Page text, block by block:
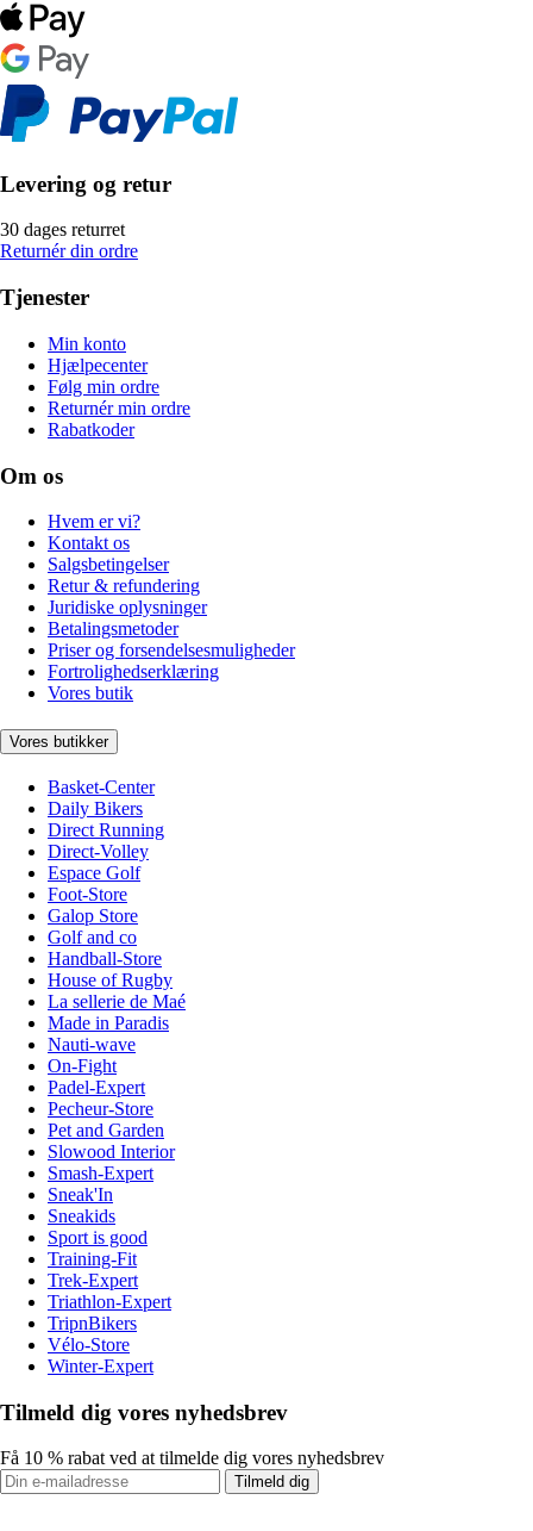
Levering og retur
30 dages returret
Returnér din ordre
Tjenester
Min konto
Hjælpecenter
Følg min ordre
Returnér min ordre
Rabatkoder
Om os
Hvem er vi?
Kontakt os
Salgsbetingelser
Retur & refundering
Juridiske oplysninger
Betalingsmetoder
Priser og forsendelsesmuligheder
Fortrolighedserklæring
Vores butik
Vores butikker
Basket-Center
Daily Bikers
Direct Running
Direct-Volley
Espace Golf
Foot-Store
Galop Store
Golf and co
Handball-Store
House of Rugby
La sellerie de Maé
Made in Paradis
Nauti-wave
On-Fight
Padel-Expert
Pecheur-Store
Pet and Garden
Slowood Interior
Smash-Expert
Sneak'In
Sneakids
Sport is good
Training-Fit
Trek-Expert
Triathlon-Expert
TripnBikers
Vélo-Store
Winter-Expert
Tilmeld dig vores nyhedsbrev
Få 10 % rabat ved at tilmelde dig vores nyhedsbrev
Tilmeld dig